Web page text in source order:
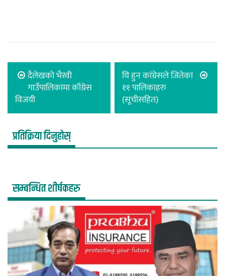
दैलेखको भैरवी
गाउँपालिकामा काँग्रेस
विजयी
यि हुन कांग्रेसले जितेका
११ पालिकाहरु
(सूचीसहित)
प्रतिक्रिया दिनुहोस्
सम्बन्धित शीर्षकहरु